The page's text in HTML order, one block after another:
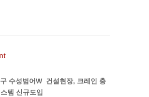
수성범어W 건설현장, 크레인 충
템 신규도입